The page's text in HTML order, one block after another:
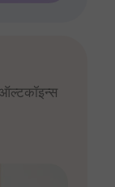
ऑल्टकॉइन्स